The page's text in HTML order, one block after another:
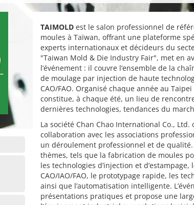
TAIMOLDest le salon professionnel de
moules à Taïwan, offrant une plateforme
experts internationaux et décideurs du
"Taiwan Mold & Die Industry Fair", met en
l’événement : il couvre l’ensemble de la
de moulage par injection de haute
CAO/FAO. Organisé chaque année au
constitue, à chaque été, un lieu de
dernières technologies, tendances du
La société Chan Chao International Co.,
collaboration avec les associations
un déroulement professionnel et de
thèmes, tels que la fabrication de moules
les technologies d’injection et
CAO/IAO/FAO, le prototypage rapide, les
ainsi que l’automatisation intelligente.
présentations pratiques et propose une